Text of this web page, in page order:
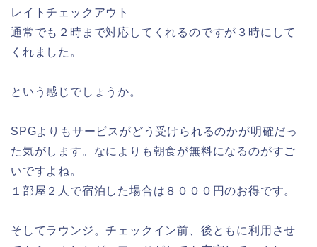
レイトチェックアウト
通常でも２時まで対応してくれるのですが３時にして
くれました。
という感じでしょうか。
SPGよりもサービスがどう受けられるのかが明確だっ
た気がします。なによりも朝食が無料になるのがすご
いですよね。
１部屋２人で宿泊した場合は８０００円のお得です。
そしてラウンジ。チェックイン前、後ともに利用させ